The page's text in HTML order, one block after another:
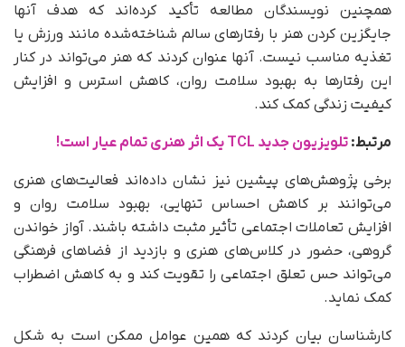
همچنین نویسندگان مطالعه تأکید کرده‌اند که هدف آنها
جایگزین کردن هنر با رفتارهای سالم شناخته‌شده مانند ورزش یا
تغذیه مناسب نیست. آنها عنوان کردند که هنر می‌تواند در کنار
این رفتارها به بهبود سلامت روان، کاهش استرس و افزایش
کیفیت زندگی کمک کند.
مرتبط: تلویزیون جدید TCL یک اثر هنری تمام عیار است!
برخی پژوهش‌های پیشین نیز نشان داده‌اند فعالیت‌های هنری
می‌توانند بر کاهش احساس تنهایی، بهبود سلامت روان و
افزایش تعاملات اجتماعی تأثیر مثبت داشته باشند. آواز خواندن
گروهی، حضور در کلاس‌های هنری و بازدید از فضاهای فرهنگی
می‌تواند حس تعلق اجتماعی را تقویت کند و به کاهش اضطراب
کمک نماید.
کارشناسان بیان کردند که همین عوامل ممکن است به شکل